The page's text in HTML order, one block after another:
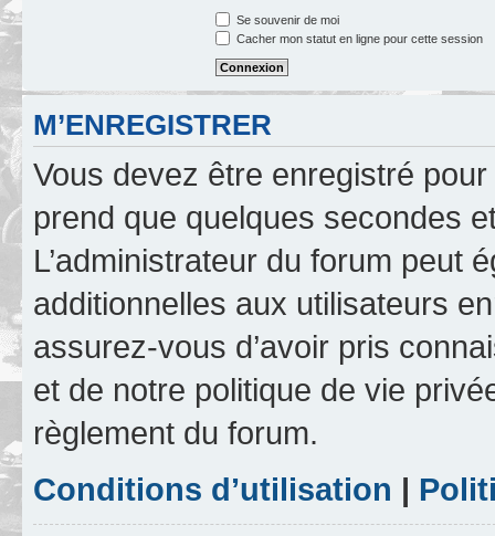
Se souvenir de moi
Cacher mon statut en ligne pour cette session
M’ENREGISTRER
Vous devez être enregistré
prend que quelques secondes
L’administrateur du forum peut
additionnelles aux utilisateurs
assurez-vous d’avoir pris
et de notre politique de vie
règlement du forum.
Conditions d’utilisation |